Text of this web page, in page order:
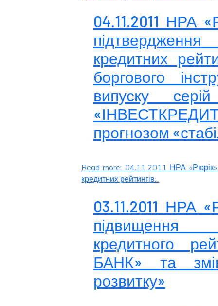
04.11.2011 НРА
кредитних
боргового
випуску
прогнозом
Read more: 04.11.2011 НРА «Рюрік»
кредитних рейтингів...
03.11.2011 НРА
підвищення
кредитного
БАНК» та
розвитку»